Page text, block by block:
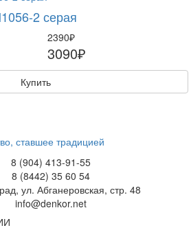
2 серая
2390₽
3090₽
Купить
ставшее традицией
8 (904) 413-91-55
8 (8442) 35 60 54
ул. Абганеровская, стр. 48
info@denkor.net